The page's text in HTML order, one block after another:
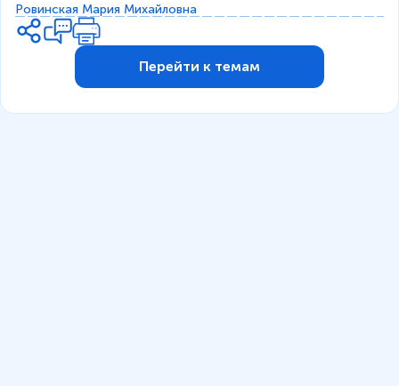
Ровинская Мария Михайловна
Перейти к темам